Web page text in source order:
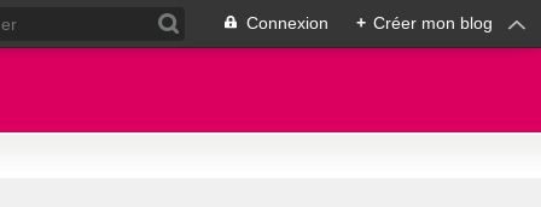
Connexion + Créer mon blog